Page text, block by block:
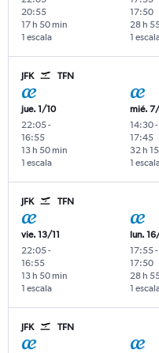
20:55
1 escala
17 h 50 min
17:50
1
28 h
JFK TFN
jue. 1/10
22:05-
16:55
1 escala
13 h 50 min
mié.
14:30-
17:45
1
32 h
JFK TFN
vie. 13/11
22:05-
16:55
1 escala
13 h 50 min
lun.
17:55-
17:50
1
28 h
JFK TFN